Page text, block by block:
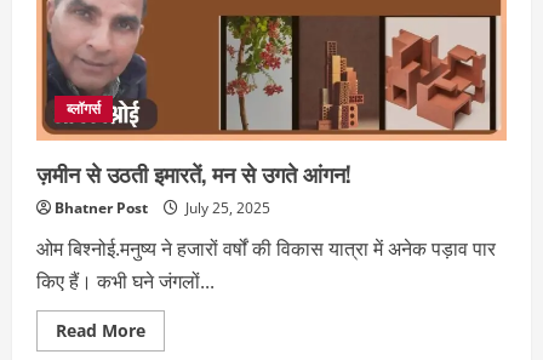
परिभाषा
ब्लॉगर्स
ज़मीन से उठती इमारतें, मन से उगते आंगन!
Bhatner Post July 25, 2025
ओम बिश्नोई.मनुष्य ने हजारों वर्षों की विकास यात्रा में अनेक पड़ाव पार
किए हैं। कभी घने जंगलों...
Read MoreRead
more